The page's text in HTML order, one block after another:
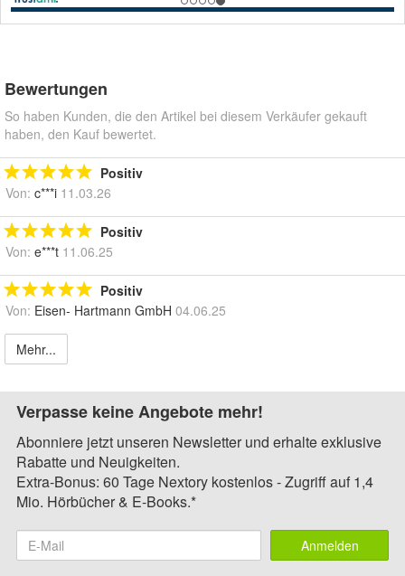
Bewertungen
So haben Kunden, die den Artikel bei diesem Verkäufer gekauft
haben, den Kauf bewertet.
Positiv
Von: c***i 11.03.26
Positiv
Von: e***t 11.06.25
Positiv
Von: Eisen- Hartmann GmbH 04.06.25
Mehr...
Verpasse keine Angebote mehr!
Abonniere jetzt unseren Newsletter und erhalte exklusive
Rabatte und Neuigkeiten.
Extra-Bonus: 60 Tage Nextory kostenlos - Zugriff auf 1,4
Mio. Hörbücher & E-Books.*
Anmelden